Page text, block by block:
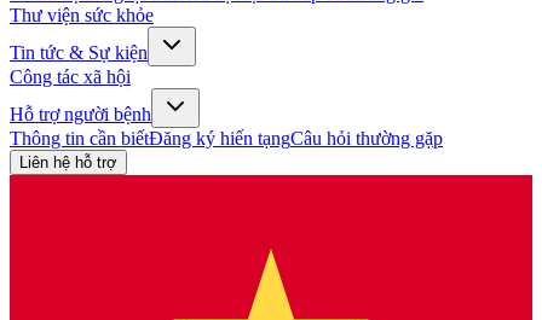
Thư viện sức khỏe
Tin tức & Sự kiện
Công tác xã hội
Hỗ trợ người bệnh
Thông tin cần biếtĐăng ký hiến tạngCâu hỏi thường gặp
Liên hệ hỗ trợ